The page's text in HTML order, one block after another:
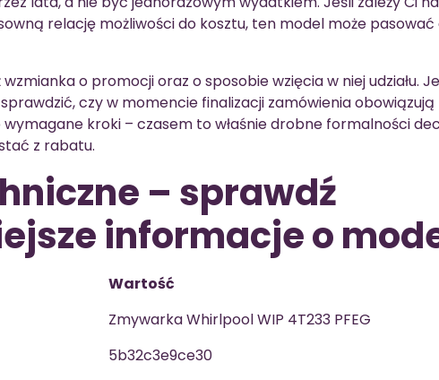
relację możliwości do kosztu, ten model może pasować
o promocji oraz o sposobie wzięcia w niej udziału.
czy w momencie finalizacji zamówienia obowiązują
kroki – czasem to właśnie drobne formalności
z rabatu.
– sprawdź
informacje o
Wartość
Zmywarka Whirlpool WIP 4T233 PFEG
5b32c3e9ce30